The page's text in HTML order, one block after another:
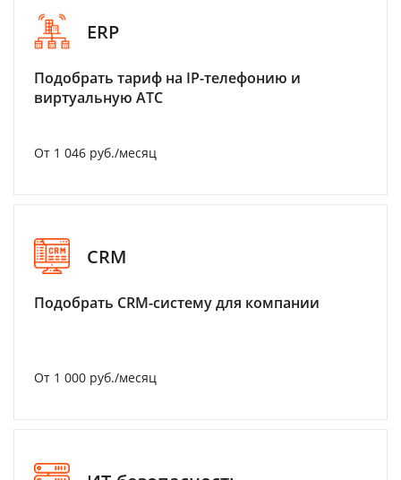
ERP
Подобрать тариф на IP-телефонию и
виртуальную АТС
От 1 046 руб./месяц
CRM
Подобрать CRM-систему для компании
От 1 000 руб./месяц